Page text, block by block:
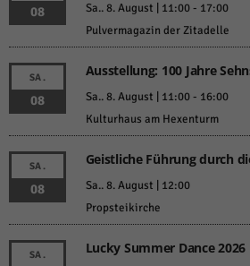
08 Sa.. 8. August | 11:00- 17:00
Pulvermagazin der Zitadelle
SA.
08
Ausstellung: 100 Jahre
Sa.. 8. August | 11:00- 16:00
Kulturhaus am Hexenturm
SA.
08
Geistliche Führung durch
Sa.. 8. August | 12:00
Propsteikirche
SA. Lucky Summer Dance 2026